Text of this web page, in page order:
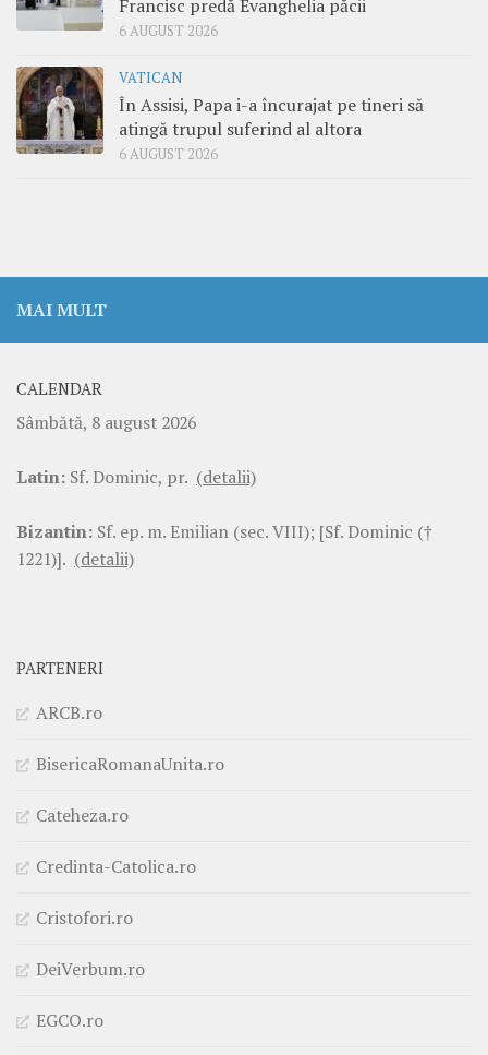
Francisc predă Evanghelia păcii
6 AUGUST 2026
VATICAN
În Assisi, Papa i-a încurajat pe tineri să
atingă trupul suferind al altora
6 AUGUST 2026
MAI MULT
CALENDAR
Sâmbătă, 8 august 2026
Latin: Sf. Dominic, pr. (detalii)
Bizantin: Sf. ep. m. Emilian (sec. VIII); [Sf. Dominic (†
1221)]. (detalii)
PARTENERI
ARCB.ro
BisericaRomanaUnita.ro
Cateheza.ro
Credinta-Catolica.ro
Cristofori.ro
DeiVerbum.ro
EGCO.ro